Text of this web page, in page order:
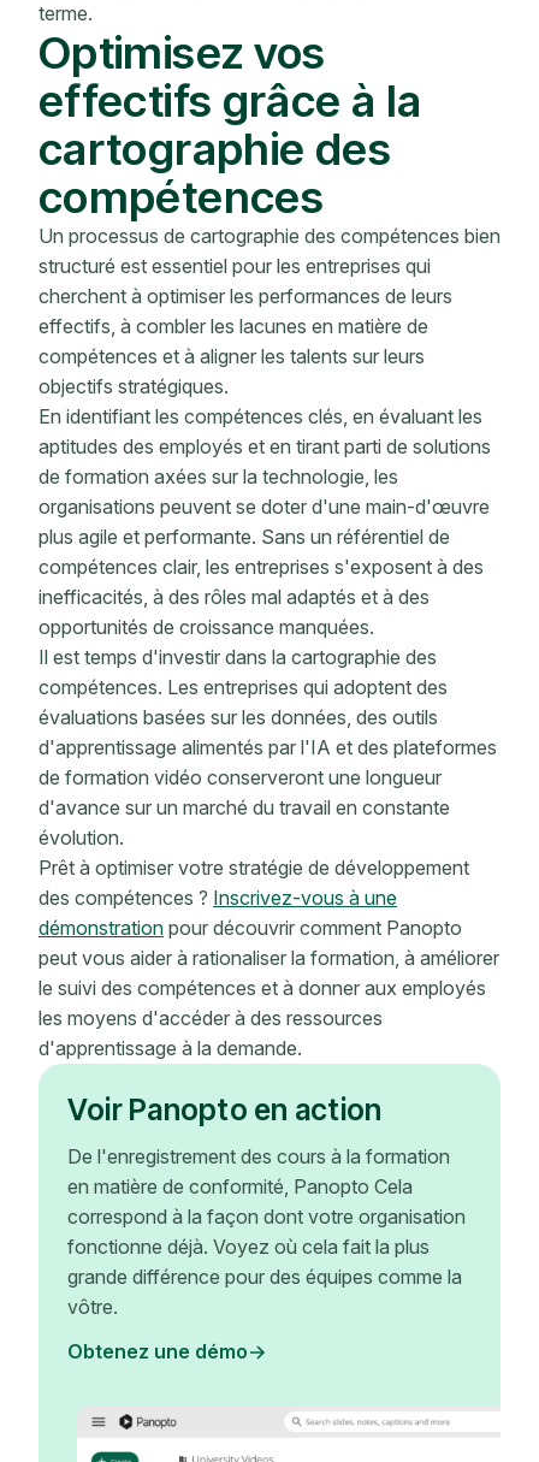
terme.
Optimisez vos
effectifs grâce à la
cartographie des
compétences
Un processus de cartographie des compétences bien
structuré est essentiel pour les entreprises qui
cherchent à optimiser les performances de leurs
effectifs, à combler les lacunes en matière de
compétences et à aligner les talents sur leurs
objectifs stratégiques.
En identifiant les compétences clés, en évaluant les
aptitudes des employés et en tirant parti de solutions
de formation axées sur la technologie, les
organisations peuvent se doter d'une main-d'œuvre
plus agile et performante. Sans un référentiel de
compétences clair, les entreprises s'exposent à des
inefficacités, à des rôles mal adaptés et à des
opportunités de croissance manquées.
Il est temps d'investir dans la cartographie des
compétences. Les entreprises qui adoptent des
évaluations basées sur les données, des outils
d'apprentissage alimentés par l'IA et des plateformes
de formation vidéo conserveront une longueur
d'avance sur un marché du travail en constante
évolution.
Prêt à optimiser votre stratégie de développement
des compétences ? Inscrivez-vous à une
démonstration pour découvrir comment Panopto
peut vous aider à rationaliser la formation, à améliorer
le suivi des compétences et à donner aux employés
les moyens d'accéder à des ressources
d'apprentissage à la demande.
Voir Panopto en action
De l'enregistrement des cours à la formation
en matière de conformité, Panopto Cela
correspond à la façon dont votre organisation
fonctionne déjà. Voyez où cela fait la plus
grande différence pour des équipes comme la
vôtre.
Obtenez une démo